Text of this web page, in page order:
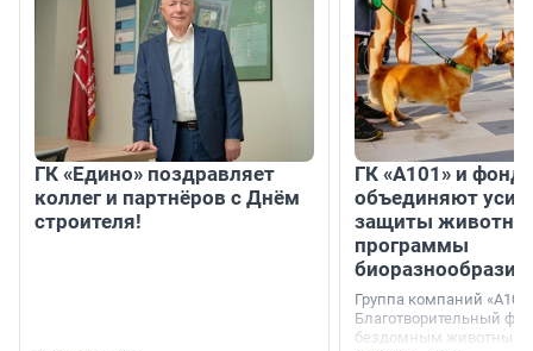
ГК «Едино» поздравляет
коллег и партнёров с Днём
строителя!
ГК «А101» и фонд
объединяют
защиты
программы
биоразнообразия
Группа компаний
Благотворительный
бездомным животным